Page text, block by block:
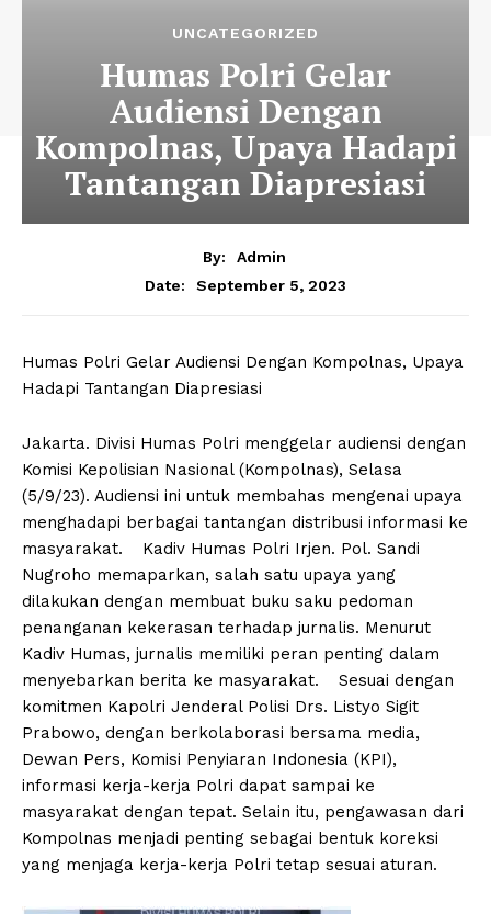
UNCATEGORIZED
Humas Polri Gelar
Audiensi Dengan
Kompolnas, Upaya Hadapi
Tantangan Diapresiasi
By:
Admin
Date:
September 5, 2023
Humas Polri Gelar Audiensi Dengan Kompolnas, Upaya
Hadapi Tantangan Diapresiasi
Jakarta. Divisi Humas Polri menggelar audiensi dengan
Komisi Kepolisian Nasional (Kompolnas), Selasa
(5/9/23). Audiensi ini untuk membahas mengenai upaya
menghadapi berbagai tantangan distribusi informasi ke
masyarakat. Kadiv Humas Polri Irjen. Pol. Sandi
Nugroho memaparkan, salah satu upaya yang
dilakukan dengan membuat buku saku pedoman
penanganan kekerasan terhadap jurnalis. Menurut
Kadiv Humas, jurnalis memiliki peran penting dalam
menyebarkan berita ke masyarakat. Sesuai dengan
komitmen Kapolri Jenderal Polisi Drs. Listyo Sigit
Prabowo, dengan berkolaborasi bersama media,
Dewan Pers, Komisi Penyiaran Indonesia (KPI),
informasi kerja-kerja Polri dapat sampai ke
masyarakat dengan tepat. Selain itu, pengawasan dari
Kompolnas menjadi penting sebagai bentuk koreksi
yang menjaga kerja-kerja Polri tetap sesuai aturan.